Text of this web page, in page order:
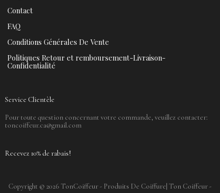
Contact
FAQ
Conditions Générales De Vente
Politiques Retour et remboursement-Livraison-
Confidentialité
Service Clientèle
Pour toute question concernant votre commande, veuillez contacter:
toncoiffeur.ca@gmail.com
Recevez 10% de rabais!
Copyright © 2026 TonCoiffeur - Produits De Coiffure| Ton Coiffeur -